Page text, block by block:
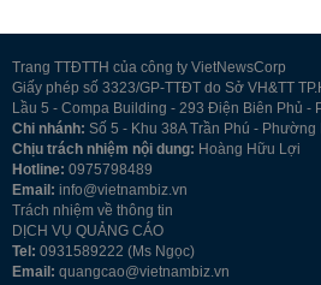
Trang TTĐTTH của công ty VietNewsCorp
Giấy phép số 3323/GP-TTĐT do Sở VH&TT
Lầu 5 - Compa Building - 293 Điện Biên Phủ -
Chi nhánh: Số 5 - Khu 38A Trần Phú - Phường
Chịu trách nhiệm nội dung: Hoàng Hữu Lợi
Hotline: 0975798489
Email: info@vietnambiz.vn
Trách nhiệm về thông tin
DỊCH VỤ QUẢNG CÁO
Tel: 0931589222 (Ms Ngọc)
Email: quangcao@vietnambiz.vn